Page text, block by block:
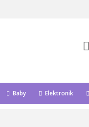
Baby Elektronik